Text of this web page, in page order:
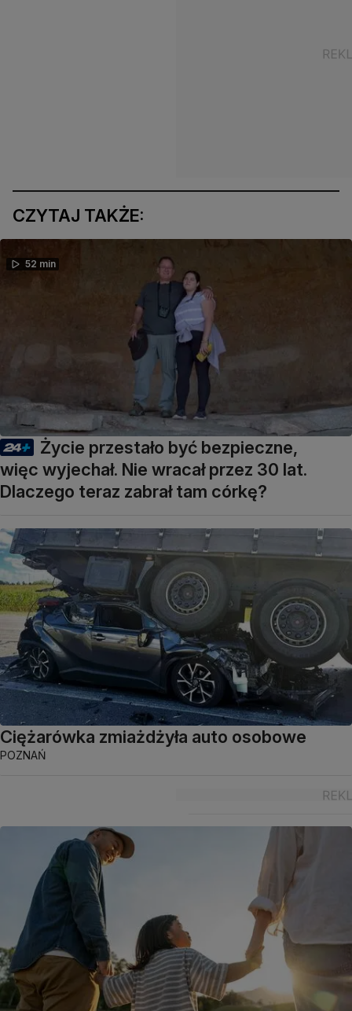
CZYTAJ TAKŻE:
52 min
Życie przestało być bezpieczne,
więc wyjechał. Nie wracał przez 30 lat.
Dlaczego teraz zabrał tam córkę?
Ciężarówka zmiażdżyła auto osobowe
POZNAŃ